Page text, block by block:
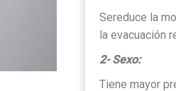
Sereduce la
la evacuación
2- Sexo:
Tiene mayor